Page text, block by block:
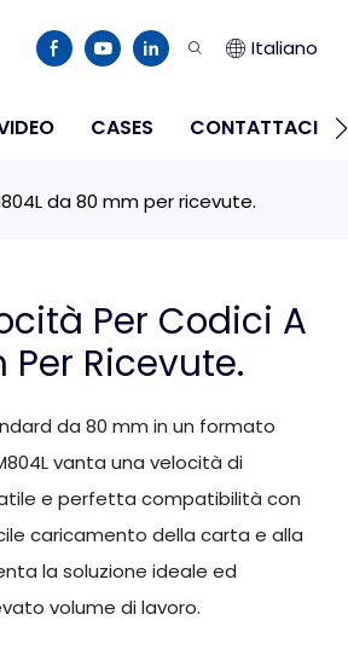
Italiano
CASES CONTATTACI
da 80 mm per ricevute.
Per Codici A
Ricevute.
da 80 mm in un formato
vanta una velocità di
e perfetta compatibilità con
caricamento della carta e alla
la soluzione ideale ed
volume di lavoro.